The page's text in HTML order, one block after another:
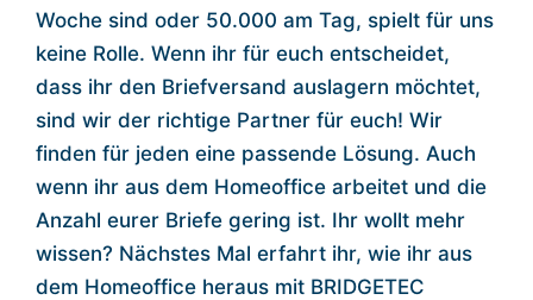
Woche sind oder 50.000 am Tag, spielt für uns
keine Rolle. Wenn ihr für euch entscheidet,
dass ihr den Briefversand auslagern möchtet,
sind wir der richtige Partner für euch! Wir
finden für jeden eine passende Lösung. Auch
wenn ihr aus dem Homeoffice arbeitet und die
Anzahl eurer Briefe gering ist. Ihr wollt mehr
wissen? Nächstes Mal erfahrt ihr, wie ihr aus
dem Homeoffice heraus mit BRIDGETEC